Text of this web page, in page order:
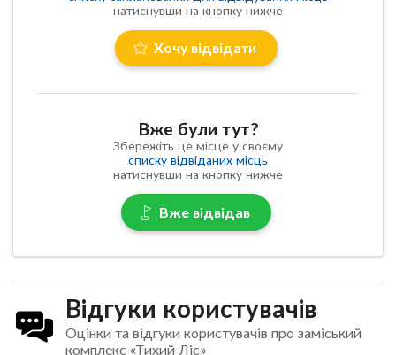
натиснувши на кнопку нижче
Хочу відвідати
Вже були тут?
Збережіть це місце у своєму
списку відвіданих місць
натиснувши на кнопку нижче
Вже відвідав
Відгуки користувачів
Оцінки та відгуки користувачів про заміський
комплекс «Тихий Ліс»